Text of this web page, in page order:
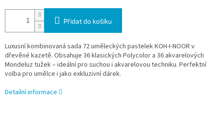
Přidat do košíku
Luxusní kombinovaná sada 72 uměleckých pastelek KOH-I-NOOR v
dřevěné kazetě. Obsahuje 36 klasických Polycolor a 36 akvarelových
Mondeluz tužek – ideální pro suchou i akvarelovou techniku. Perfektní
volba pro umělce i jako exkluzivní dárek.
Detailní informace